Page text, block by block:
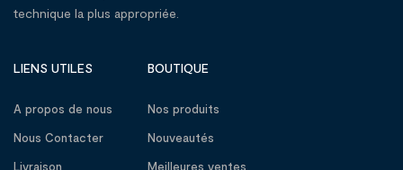
technique la plus appropriée.
LIENS UTILES
A propos de nous
Nous Contacter
Livraison
BOUTIQUE
Nos produits
Nouveautés
Meilleures ventes